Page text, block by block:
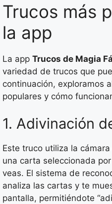
Trucos más
la app
La app Trucos de Magia
variedad de trucos que
continuación, exploramos
populares y cómo
1. Adivinación
Este truco utiliza la
una carta seleccionada
veas. El sistema de
analiza las cartas y te
pantalla, permitiéndote